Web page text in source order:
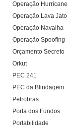
Operação Hurricane
Operação Lava Jato
Operação Navalha
Operação Spoofing
Orçamento Secreto
Orkut
PEC 241
PEC da Blindagem
Petrobras
Porta dos Fundos
Portabilidade